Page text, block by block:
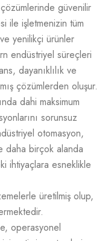
güvenilir
ile işletmenizin tüm
yenilikçi ürünler
endüstriyel süreçleri
dayanıklılık ve
çözümlerden oluşur.
dahi maksimum
sorunsuz
otomasyon,
daha birçok alanda
ihtiyaçlara esneklikle
üretilmiş olup,
operasyonel